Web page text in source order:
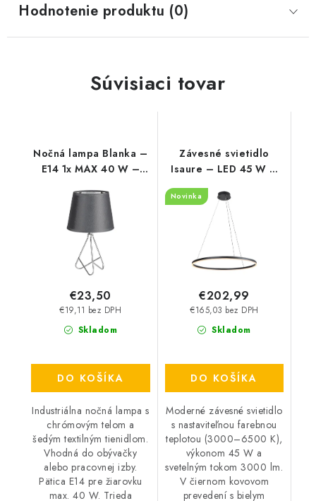
Hodnotenie produktu (0)
Súvisiaci tovar
Nočná lampa Blanka –
E14 1x MAX 40 W –
Skladom
€19,11 bez DPH
€23,50
DO KOŠÍKA
Industriálna nočná lampa s
chrómovým telom a
šedým textilným tienidlom.
Vhodná do obývačky
alebo pracovnej izby.
Pätica E14 pre žiarovku
max. 40 W. Trieda
Závesné svietidlo
Isaure – LED 45 W –
Novinka
Skladom
€165,03 bez DPH
€202,99
DO KOŠÍKA
Moderné závesné svietidlo
s nastaviteľnou farebnou
teplotou (3000–6500 K),
výkonom 45 W a
svetelným tokom 3000 lm.
V čiernom kovovom
prevedení s bielym